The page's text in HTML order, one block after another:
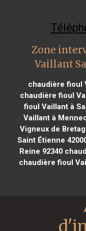
Zone
Vaillant
chaudière fioul
chaudière fioul
fioul Vaillant à
Vaillant à
Vigneux de
Saint Étienne
Reine 92340
chaudière fioul